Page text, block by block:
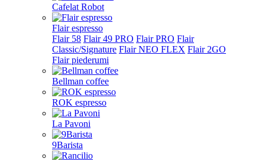
Cafelat Robot
Flair espresso
Flair 58 Flair 49 PRO Flair PRO Flair
Classic/Signature Flair NEO FLEX Flair 2GO
Flair piederumi
Bellman coffee
ROK espresso
La Pavoni
9Barista